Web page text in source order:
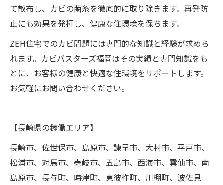
て散布し、カビの菌糸を徹底的に取り除きます。再発防
止にも効果を発揮し、健康な住環境を保ちます。
ZEH住宅でのカビ問題には専門的な知識と経験が求めら
れます。カビバスターズ福岡はその実績と専門知識をも
とに、お客様の健康と快適な住環境をサポートします。
お気軽にお問い合わせください。
【長崎県の稼働エリア】
長崎市、佐世保市、島原市、諫早市、大村市、平戸市、
松浦市、対馬市、壱岐市、五島市、西海市、雲仙市、南
島原市、長与町、時津町、東彼杵町、川棚町、波佐見